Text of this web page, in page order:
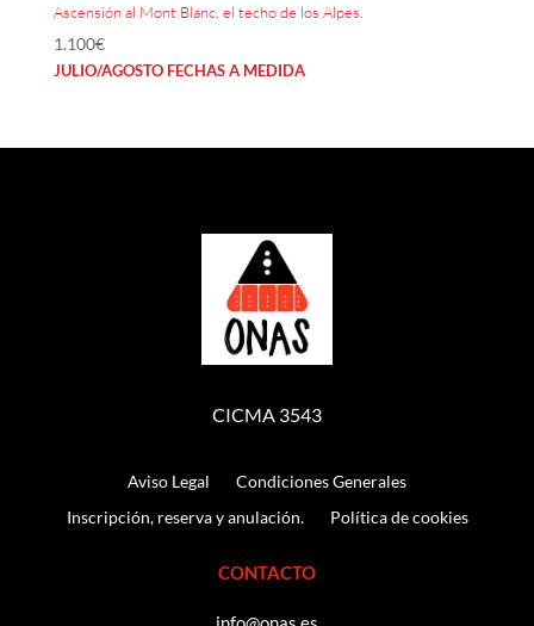
Ascensión al Mont Blanc, el techo de los Alpes.
1.100€
JULIO/AGOSTO FECHAS A MEDIDA
CICMA 3543
Aviso Legal
Condiciones Generales
Inscripción, reserva y anulación.
Política de cookies
CONTACTO